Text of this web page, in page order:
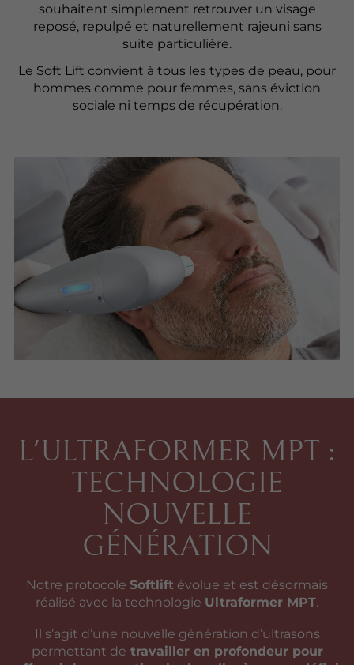
souhaitent simplement retrouver un visage
reposé, repulpé et naturellement rajeuni sans
suite particulière.
Le Soft Lift convient à tous les types de peau, pour
hommes comme pour femmes, sans éviction
sociale ni temps de récupération.
L'ULTRAFORMER MPT :
TECHNOLOGIE
NOUVELLE
GÉNÉRATION
Notre protocole Softlift évolue et est désormais
réalisé avec la technologie Ultraformer MPT.
Il s’agit d’une nouvelle génération d’ultrasons
permettant de travailler en profondeur pour